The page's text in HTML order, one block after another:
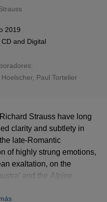
2019
CD and Digital
Hoelscher, Paul Tortelier
Strauss have long
clarity and subtlety in
late-Romantic
of highly strung emotions,
exaltation, on the
and the Alpine
as the early and carefree